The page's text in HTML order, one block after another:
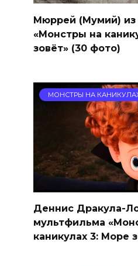
Мюррей (Мумий) из
«Монстры на
зовёт» (30 фото)
МОНСТРЫ НА
Деннис Дракула-
мультфильма
каникулах 3: Море